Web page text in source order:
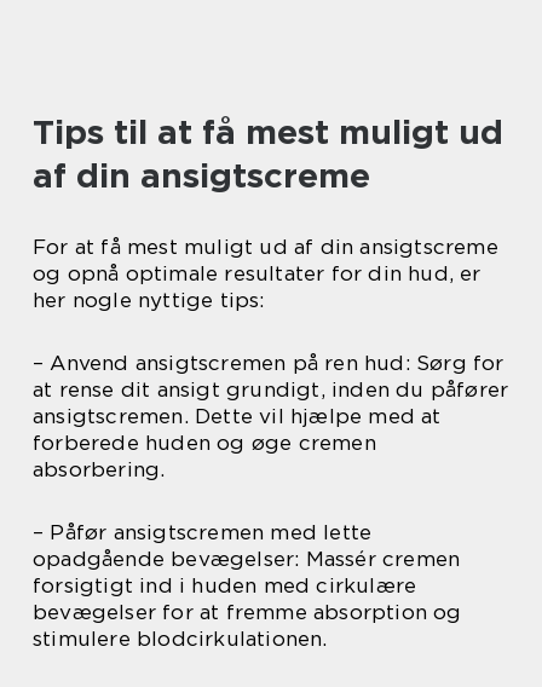
Tips til at få mest muligt ud
af din ansigtscreme
For at få mest muligt ud af din ansigtscreme
og opnå optimale resultater for din hud, er
her nogle nyttige tips:
– Anvend ansigtscremen på ren hud: Sørg for
at rense dit ansigt grundigt, inden du påfører
ansigtscremen. Dette vil hjælpe med at
forberede huden og øge cremen
absorbering.
– Påfør ansigtscremen med lette
opadgående bevægelser: Massér cremen
forsigtigt ind i huden med cirkulære
bevægelser for at fremme absorption og
stimulere blodcirkulationen.